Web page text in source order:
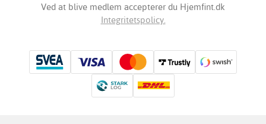
Ved at blive medlem accepterer du Hjemfint.dk
Integritetspolicy.